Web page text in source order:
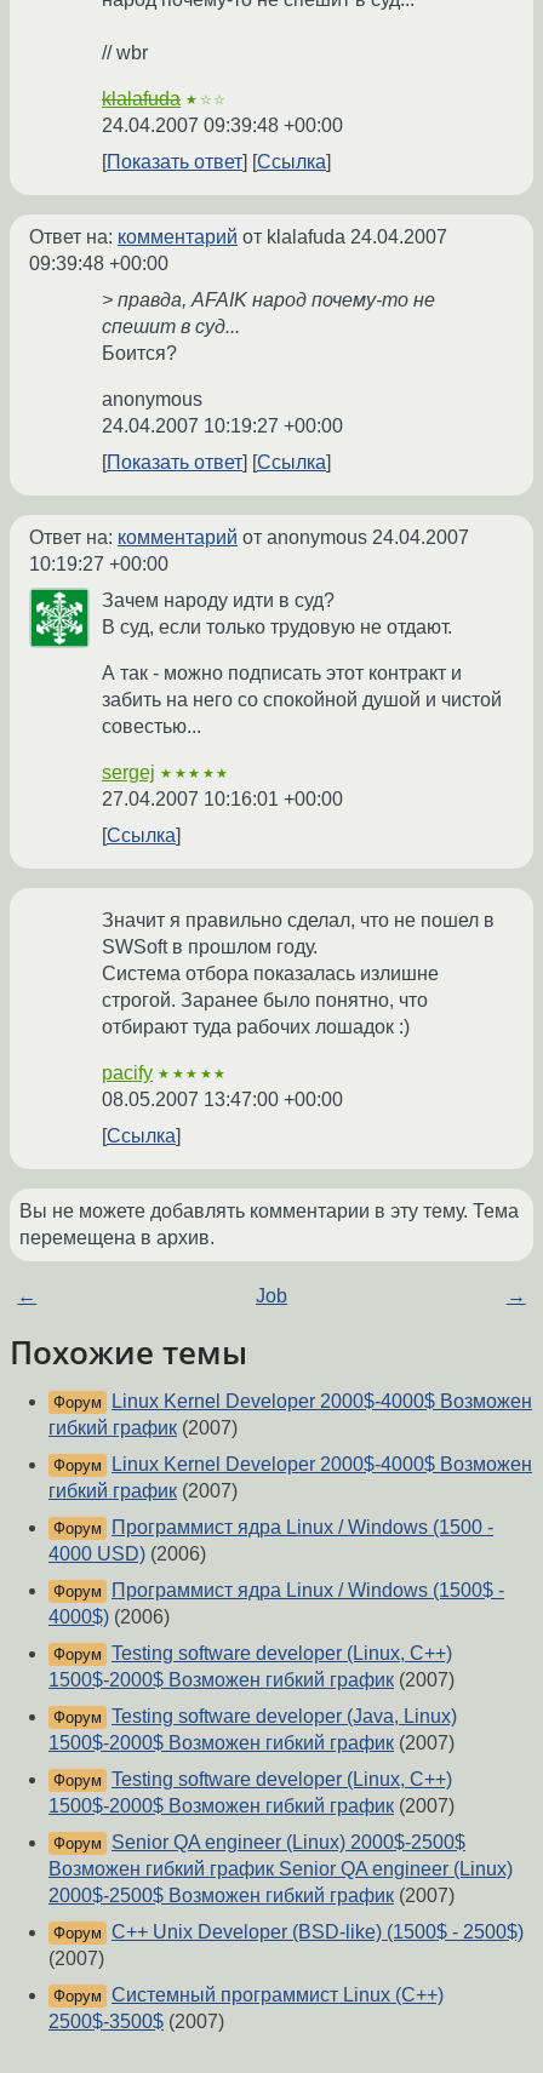
// wbr
klalafuda ★☆☆
24.04.2007 09:39:48 +00:00
Показать ответ
Ссылка
Ответ на: комментарий от klalafuda 24.04.2007
09:39:48 +00:00
> правда, AFAIK народ почему-то не
спешит в суд...
Боится?
anonymous
24.04.2007 10:19:27 +00:00
Показать ответ
Ссылка
Ответ на: комментарий от anonymous 24.04.2007
10:19:27 +00:00
Зачем народу идти в суд?
В суд, если только трудовую не отдают.
А так - можно подписать этот контракт и
забить на него со спокойной душой и чистой
совестью...
sergej ★★★★★
27.04.2007 10:16:01 +00:00
Ссылка
Значит я правильно сделал, что не пошел в
SWSoft в прошлом году.
Система отбора показалась излишне
строгой. Заранее было понятно, что
отбирают туда рабочих лошадок :)
pacify ★★★★★
08.05.2007 13:47:00 +00:00
Ссылка
Вы не можете добавлять комментарии в эту тему. Тема
перемещена в архив.
← Job →
Похожие темы
Форум
Linux Kernel Developer 2000$-4000$ Возможен
гибкий график (2007)
Форум
Linux Kernel Developer 2000$-4000$ Возможен
гибкий график (2007)
Форум
Программист ядра Linux / Windows (1500 -
4000 USD) (2006)
Форум
Программист ядра Linux / Windows (1500$ -
4000$) (2006)
Форум Testing software developer (Linux, C++)
1500$-2000$ Возможен гибкий график (2007)
Форум Testing software developer (Java, Linux)
1500$-2000$ Возможен гибкий график (2007)
Форум Testing software developer (Linux, C++)
1500$-2000$ Возможен гибкий график (2007)
Форум
Senior QA engineer (Linux) 2000$-2500$
Возможен гибкий график Senior QA engineer (Linux)
2000$-2500$ Возможен гибкий график (2007)
Форум C++ Unix Developer (BSD-like) (1500$ - 2500$)
(2007)
Форум Системный программист Linux (C++)
2500$-3500$ (2007)